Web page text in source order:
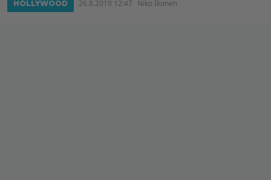
HOLLYWOOD 26.8.2019 12:47 Niko Ikonen